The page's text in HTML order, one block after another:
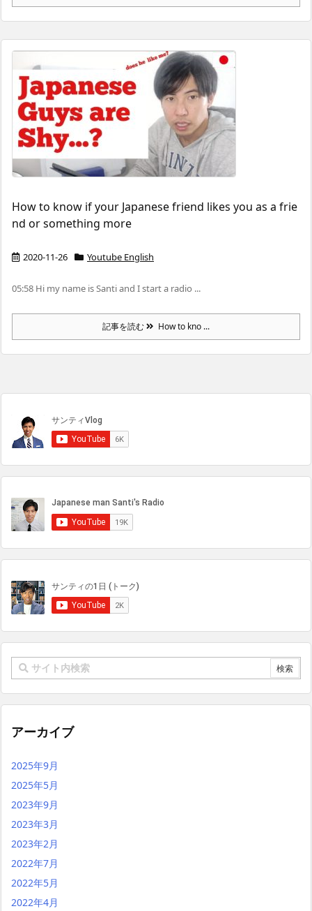
How to know if your Japanese friend likes you as a frie
nd or something more
2020-11-26 Youtube English
05:58 Hi my name is Santi and I start a radio ...
記事を読む How to kno ...
アーカイブ
2025年9月
2025年5月
2023年9月
2023年3月
2023年2月
2022年7月
2022年5月
2022年4月